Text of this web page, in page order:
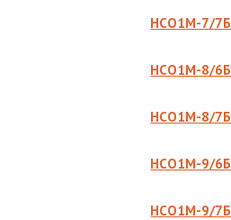
НСО1М-7/7Б
НСО1М-8/6Б
НСО1М-8/7Б
НСО1М-9/6Б
НСО1М-9/7Б